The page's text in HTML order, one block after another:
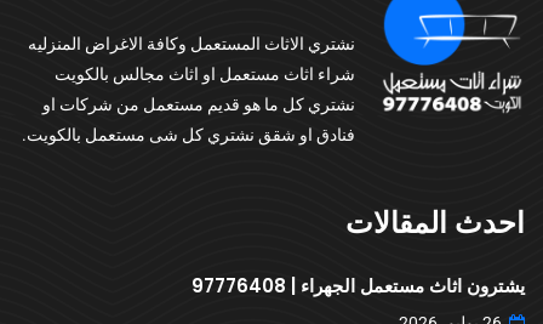
نشتري الاثاث المستعمل وكافة الاغراض المنزليه
شراء اثاث مستعمل او اثاث مجالس بالكويت
نشتري كل ما هو قديم مستعمل من شركات او
فنادق او شقق نشتري كل شى مستعمل بالكويت.
احدث المقالات
يشترون اثاث مستعمل الجهراء | 97776408